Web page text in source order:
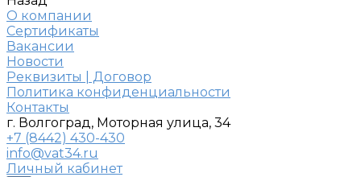
О компании
Сертификаты
Вакансии
Новости
Реквизиты | Договор
Политика конфиденциальности
Контакты
г. Волгоград, Моторная улица, 34
+7 (8442) 430-430
info@vat34.ru
Личный кабинет